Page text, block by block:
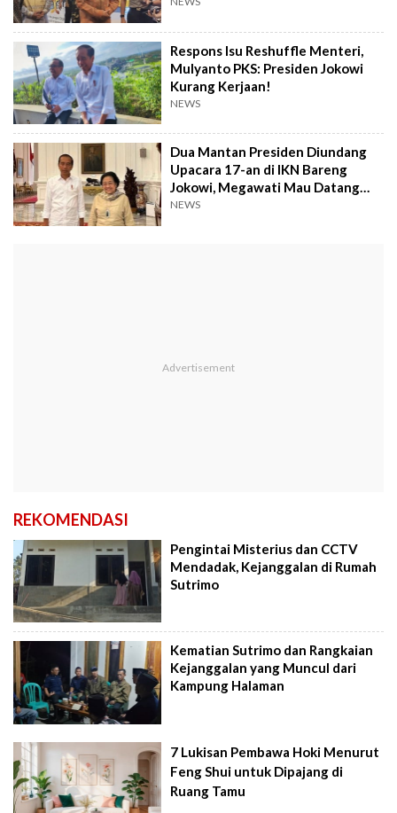
Respons Isu Reshuffle Menteri,
Mulyanto PKS: Presiden Jokowi
Kurang Kerjaan!
NEWS
Dua Mantan Presiden Diundang
Upacara 17-an di IKN Bareng
Jokowi, Megawati Mau Datang
Nggak Ya?
NEWS
REKOMENDASI
Pengintai Misterius dan CCTV
Mendadak, Kejanggalan di Rumah
Sutrimo
Kematian Sutrimo dan Rangkaian
Kejanggalan yang Muncul dari
Kampung Halaman
7 Lukisan Pembawa Hoki Menurut
Feng Shui untuk Dipajang di
Ruang Tamu